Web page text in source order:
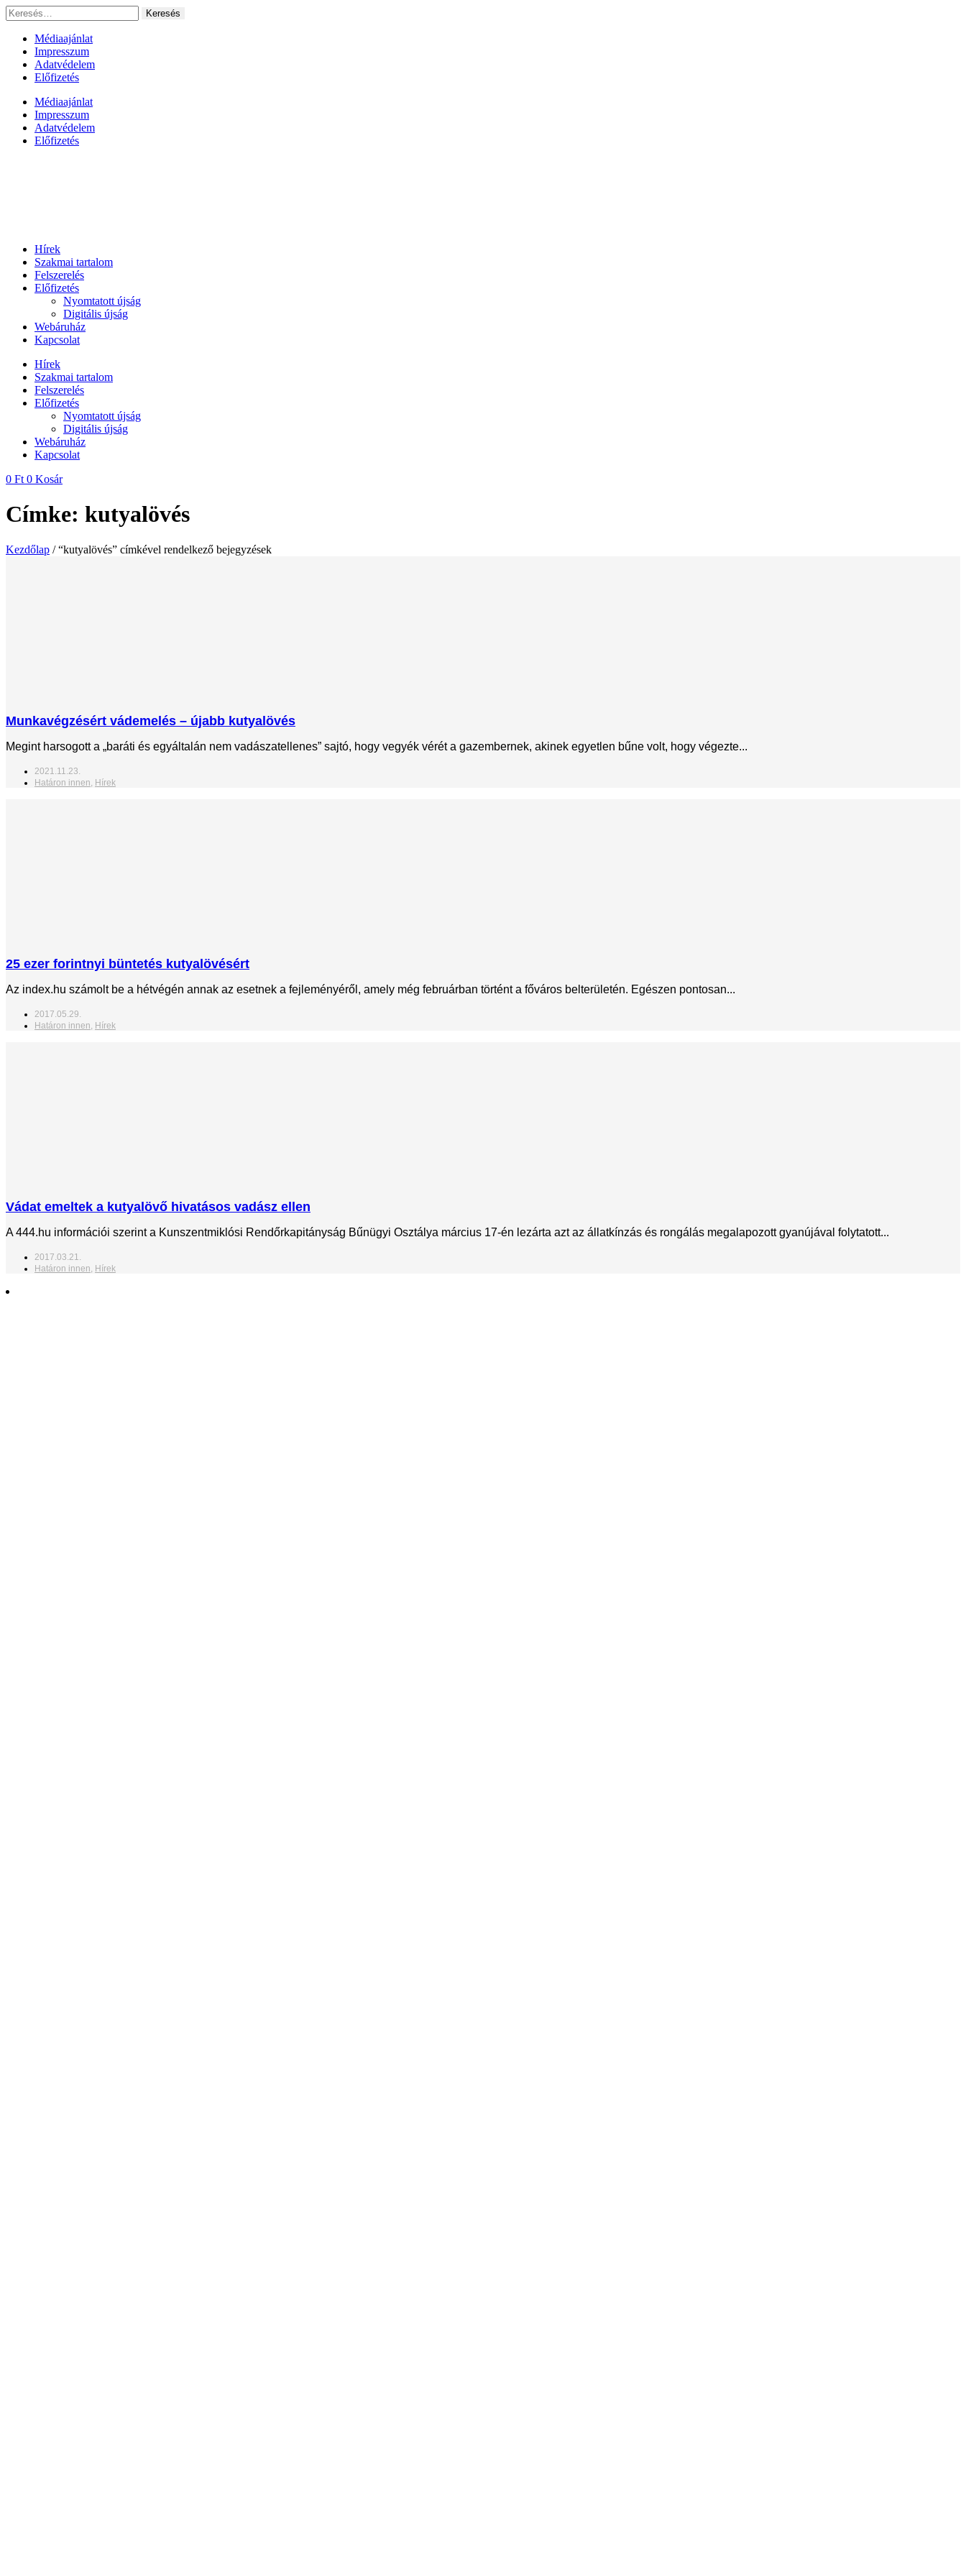
Ugrás
a
tartalomhoz
Keresés:
Médiaajánlat
Impresszum
Adatvédelem
Előfizetés
Médiaajánlat
Impresszum
Adatvédelem
Előfizetés
Hírek
Szakmai tartalom
Felszerelés
Előfizetés
Nyomtatott újság
Digitális újság
Webáruház
Kapcsolat
Hírek
Szakmai tartalom
Felszerelés
Előfizetés
Nyomtatott újság
Digitális újság
Webáruház
Kapcsolat
0 Ft 0 Kosár
Címke: kutyalövés
Kezdőlap / “kutyalövés” címkével rendelkező bejegyzések
Munkavégzésért vádemelés – újabb kutyalövés
Megint harsogott a „baráti és egyáltalán nem vadászatellenes” sajtó, hogy vegyék vérét a gazembernek, akinek egyetlen bűne volt, hogy végezte...
2021.11.23.
Határon innen, Hírek
25 ezer forintnyi büntetés kutyalövésért
Az index.hu számolt be a hétvégén annak az esetnek a fejleményéről, amely még februárban történt a főváros belterületén. Egészen pontosan...
2017.05.29.
Határon innen Hírek
Vádat emeltek a kutyalövő hivatásos vadász ellen
A 444.hu információi szerint a Kunszentmiklósi Rendőrkapitányság Bűnügyi Osztálya március 17-én lezárta azt az állatkínzás és rongálás megalapozott gyanújával folytatott...
2017.03.21.
Határon innen Hírek